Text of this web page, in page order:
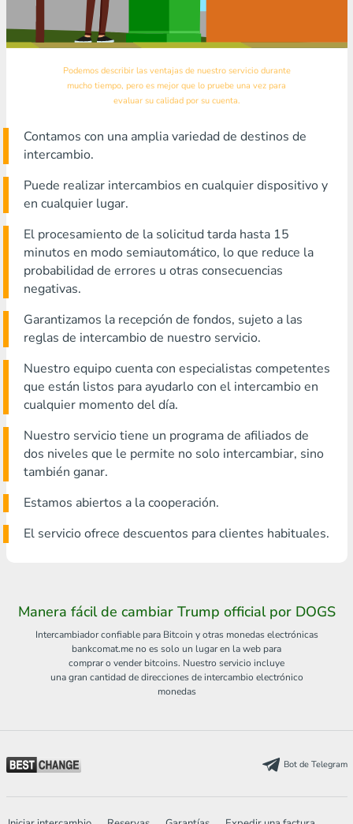
Podemos describir las ventajas de nuestro servicio durante
mucho tiempo, pero es mejor que lo pruebe una vez para
evaluar su calidad por su cuenta.
Contamos con una amplia variedad de destinos de
intercambio.
Puede realizar intercambios en cualquier dispositivo y
en cualquier lugar.
El procesamiento de la solicitud tarda hasta 15
minutos en modo semiautomático, lo que reduce la
probabilidad de errores u otras consecuencias
negativas.
Garantizamos la recepción de fondos, sujeto a las
reglas de intercambio de nuestro servicio.
Nuestro equipo cuenta con especialistas competentes
que están listos para ayudarlo con el intercambio en
cualquier momento del día.
Nuestro servicio tiene un programa de afiliados de
dos niveles que le permite no solo intercambiar, sino
también ganar.
Estamos abiertos a la cooperación.
El servicio ofrece descuentos para clientes habituales.
Manera fácil de cambiar Trump official por DOGS
Intercambiador confiable para Bitcoin y otras monedas electrónicas
bankcomat.me no es solo un lugar en la web para
comprar o vender bitcoins. Nuestro servicio incluye
una gran cantidad de direcciones de intercambio electrónico
monedas
Bot de Telegram